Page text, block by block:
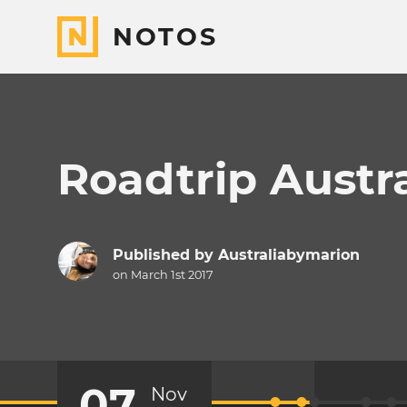
NOTOS
Roadtrip
Published by Australiabymarion
on March 1st 2017
Nov